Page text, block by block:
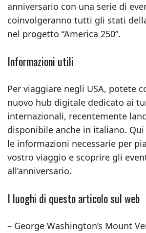
anniversario con una serie di
coinvolgeranno tutti gli stati
nel progetto “America 250”.
Informazioni utili
Per viaggiare negli USA, potete
nuovo hub digitale dedicato ai
internazionali, recentemente
disponibile anche in italiano.
le informazioni necessarie per
vostro viaggio e scoprire gli
all’anniversario.
I luoghi di questo articolo sul web
– George Washington’s Mount